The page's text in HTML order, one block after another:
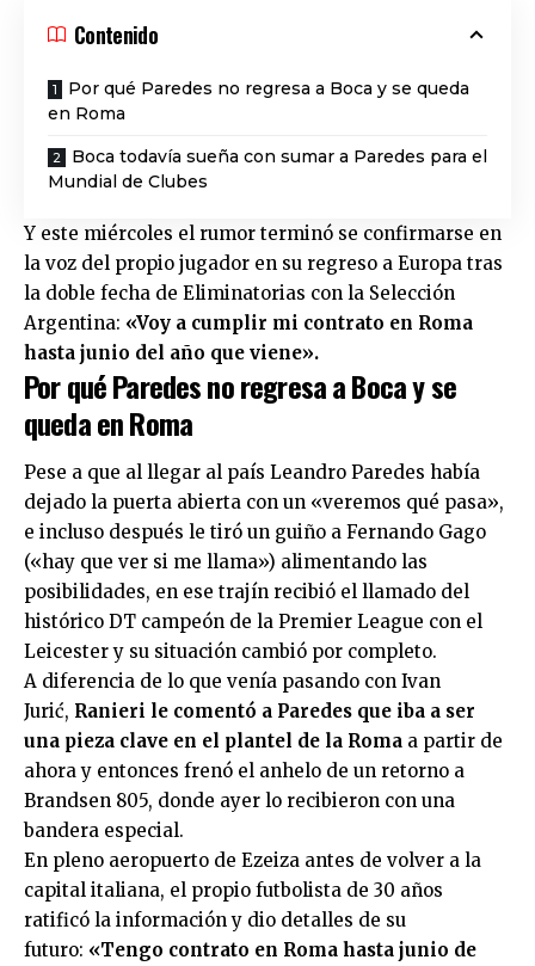
Contenido
Por qué Paredes no regresa a Boca y se queda
en Roma
Boca todavía sueña con sumar a Paredes para el
Mundial de Clubes
Y este miércoles el rumor terminó se confirmarse en
la voz del propio jugador en su regreso a Europa tras
la doble fecha de Eliminatorias con la Selección
Argentina: «Voy a cumplir mi contrato en Roma
hasta junio del año que viene».
Por qué Paredes no regresa a Boca y se
queda en Roma
Pese a que al llegar al país Leandro Paredes había
dejado la puerta abierta con un «veremos qué pasa»,
e incluso después le tiró un guiño a Fernando Gago
(«hay que ver si me llama») alimentando las
posibilidades, en ese trajín recibió el llamado del
histórico DT campeón de la Premier League con el
Leicester y su situación cambió por completo.
A diferencia de lo que venía pasando con Ivan
Jurić, Ranieri le comentó a Paredes que iba a ser
una pieza clave en el plantel de la Roma a partir de
ahora y entonces frenó el anhelo de un retorno a
Brandsen 805, donde ayer lo recibieron con una
bandera especial.
En pleno aeropuerto de Ezeiza antes de volver a la
capital italiana, el propio futbolista de 30 años
ratificó la información y dio detalles de su
futuro: «Tengo contrato en Roma hasta junio de